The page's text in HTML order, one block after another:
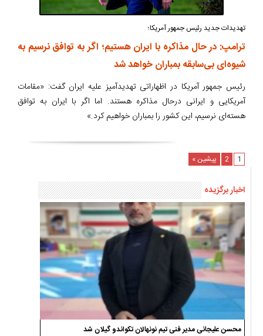
تهدیدات جدید رئیس جمهور آمریکا؛
ترامپ: در حال مذاکره با ایران هستیم؛ اگر به توافق نرسیم به
شیوه‌ای بی‌سابقه بمباران خواهد شد
رئیس جمهور آمریکا در اظهاراتی تهدیدآمیز علیه ایران گفت: «مقامات
آمریکایی و ایرانی درحال مذاکره هستند. اما اگر با ایران به توافق
هسته‌ای نرسیم، این کشور را بمباران خواهیم کرد.»
1
2 پیشین »
اخبار برگزیده
محسن علیجانی مدیر فنی تیم نونهالان تکواندو گیلان شد